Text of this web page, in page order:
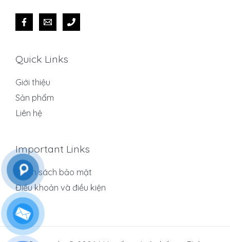
Quick Links
Giới thiệu
Sản phẩm
Liên hệ
Important Links
Chính sách bảo mật
Điều khoản và điều kiện